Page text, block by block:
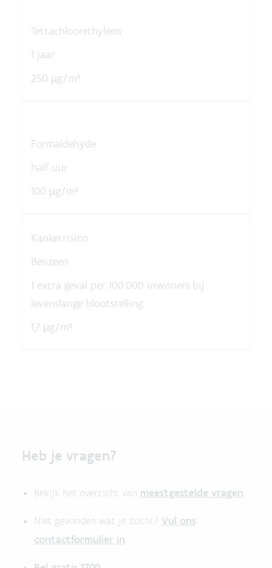
Tetrachloorethyleen
1 jaar
250 µg/m³
Formaldehyde
half uur
100 µg/m³
Kankerrisico
Benzeen
1 extra geval per 100.000 inwoners bij
levenslange blootstelling
1,7 µg/m³
Heb je vragen?
Bekijk het overzicht van meestgestelde vragen.
Niet gevonden wat je zocht? Vul ons
contactformulier in.